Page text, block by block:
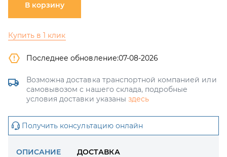
В корзину
Купить в 1 клик
Последнее обновление:07-08-2026
Возможна доставка транспортной компанией или
самовывозом с нашего склада, подробные
условия доставки указаны здесь
Получить консультацию онлайн
ОПИСАНИЕ ДОСТАВКА